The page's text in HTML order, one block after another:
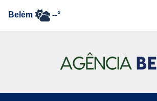
Belém --°